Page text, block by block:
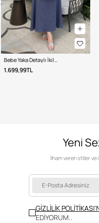
Bebe Yaka Detaylı İkili Takım Y0141 - İNDİGO
1.699,99TL
Yeni
İlham veren stiller ve
GİZLİLİK
EDİYORUM..